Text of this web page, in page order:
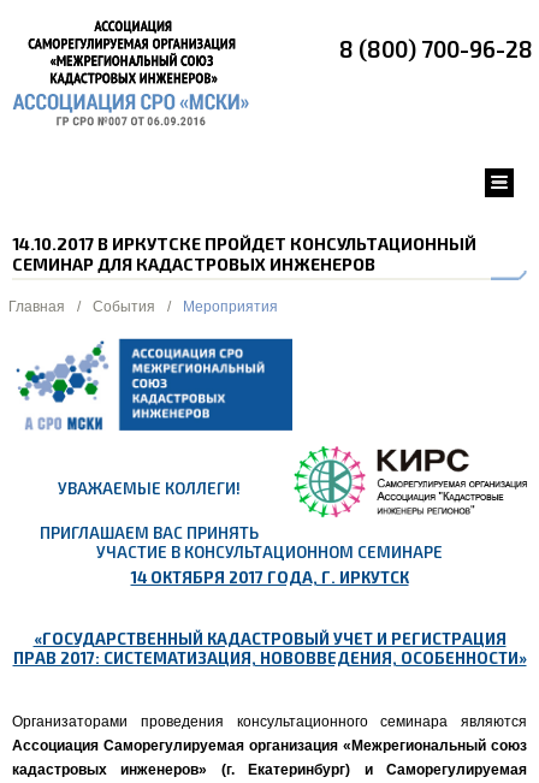
8 (800) 700-96-28
14.10.2017 В ИРКУТСКЕ ПРОЙДЕТ КОНСУЛЬТАЦИОННЫЙ
СЕМИНАР ДЛЯ КАДАСТРОВЫХ ИНЖЕНЕРОВ
Главная / События / Мероприятия
УВАЖАЕМЫЕ КОЛЛЕГИ!
ПРИГЛАШАЕМ ВАС ПРИНЯТЬ
УЧАСТИЕ В КОНСУЛЬТАЦИОННОМ СЕМИНАРЕ
14 ОКТЯБРЯ 2017 ГОДА, Г. ИРКУТСК
«ГОСУДАРСТВЕННЫЙ КАДАСТРОВЫЙ УЧЕТ И РЕГИСТРАЦИЯ
ПРАВ 2017: СИСТЕМАТИЗАЦИЯ, НОВОВВЕДЕНИЯ, ОСОБЕННОСТИ»
Организаторами проведения консультационного семинара являются
Ассоциация Саморегулируемая организация «Межрегиональный союз
кадастровых инженеров» (г. Екатеринбург) и Саморегулируемая